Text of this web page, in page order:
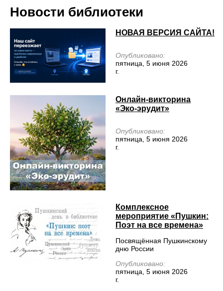
Новости библиотеки
НОВАЯ ВЕРСИЯ САЙТА!
Опубликовано:
пятница, 5 июня 2026
г.
Онлайн‑викторина
«Эко‑эрудит»
Опубликовано:
пятница, 5 июня 2026
г.
Комплексное
мероприятие «Пушкин:
Поэт на все времена»
Посвящённая Пушкинскому
дню России
Опубликовано:
пятница, 5 июня 2026
г.